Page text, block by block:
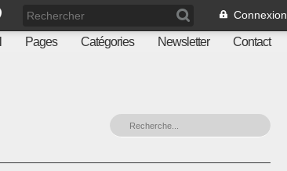
Connexion
Pages Catégories Newsletter Contact